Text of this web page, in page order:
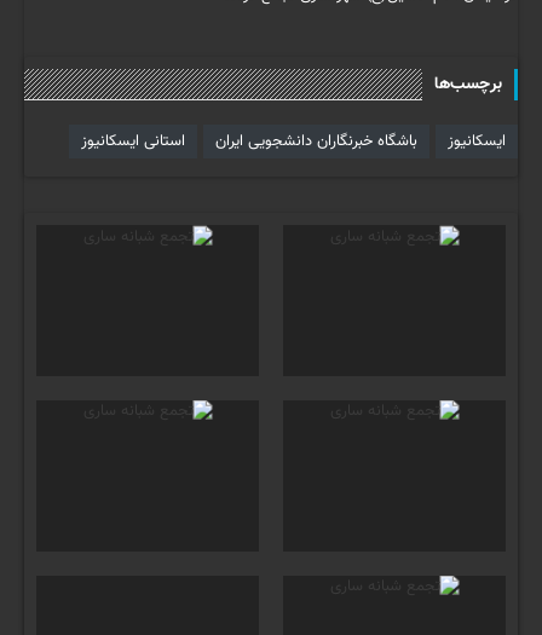
برچسب‌ها
ایسکانیوز باشگاه خبرنگاران دانشجویی ایران استانی ایسکانیوز